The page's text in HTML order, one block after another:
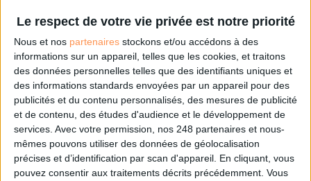
Le respect de votre vie privée est notre priorité
Nous et nos partenaires stockons et/ou accédons à des
informations sur un appareil, telles que les cookies, et traitons
des données personnelles telles que des identifiants uniques et
des informations standards envoyées par un appareil pour des
publicités et du contenu personnalisés, des mesures de publicité
et de contenu, des études d'audience et le développement de
services. Avec votre permission, nos 248 partenaires et nous-
mêmes pouvons utiliser des données de géolocalisation
précises et d’identification par scan d'appareil. En cliquant, vous
pouvez consentir aux traitements décrits précédemment. Vous
Chatbots, faut-il vraiment tout automatiser ?
Données personnelles : les inquiétudes de l’AFCDP
face à l’Omnibus européen